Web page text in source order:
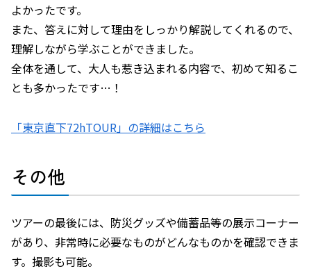
よかったです。
また、答えに対して理由をしっかり解説してくれるので、
理解しながら学ぶことができました。
全体を通して、大人も惹き込まれる内容で、初めて知るこ
とも多かったです…！
「東京直下72hTOUR」の詳細はこちら
その他
ツアーの最後には、防災グッズや備蓄品等の展示コーナー
があり、非常時に必要なものがどんなものかを確認できま
す。撮影も可能。